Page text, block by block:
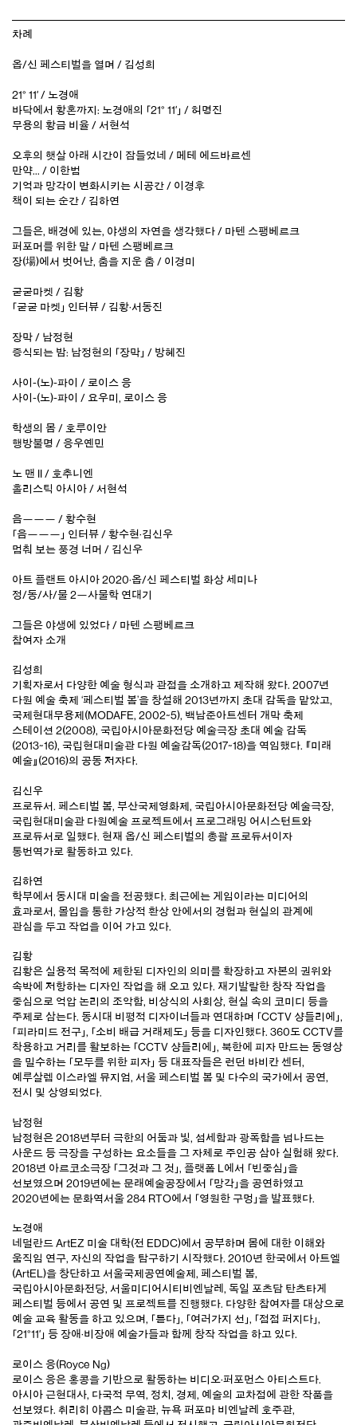
차례
옵/신 페스티벌을 열며 / 김성희
21° 11′ / 노경애
바닥에서 황혼까지: 노경애의 「21° 11′」 / 허명진
무용의 황금 비율 / 서현석
오후의 햇살 아래 시간이 잠들었네 / 메테 에드바르센
만약... / 이한범
기억과 망각이 변화시키는 시공간 / 이경후
책이 되는 순간 / 김하연
그들은, 배경에 있는, 야생의 자연을 생각했다 / 마텐 스팽베르크
퍼포머를 위한 말 / 마텐 스팽베르크
장(場)에서 벗어난, 춤을 지운 춤 / 이경미
굳굳마켓 / 김황
「굳굳 마켓」 인터뷰 / 김황·서동진
장막 / 남정현
증식되는 밤: 남정현의 「장막」 / 방혜진
사이-(노)-파이 / 로이스 응
사이-(노)-파이 / 요우미, 로이스 응
학생의 몸 / 호루이안
행방불명 / 응우옌민
노 맨 II / 호추니엔
홀리스틱 아시아 / 서현석
음——— / 황수현
「음———」 인터뷰 / 황수현·김신우
멈춰 보는 풍경 너머 / 김신우
아트 플랜트 아시아 2020·옵/신 페스티벌 화상 세미나
정/동/사/물 2—사물학 연대기
그들은 야생에 있었다 / 마텐 스팽베르크
참여자 소개
김성희
기획자로서 다양한 예술 형식과 관점을 소개하고 제작해 왔다. 2007년
다원 예술 축제 ‘페스티벌 봄’을 창설해 2013년까지 초대 감독을 맡았고,
국제현대무용제(MODAFE, 2002~5), 백남준아트센터 개막 축제
스테이션 2(2008), 국립아시아문화전당 예술극장 초대 예술 감독
(2013~16), 국립현대미술관 다원 예술감독(2017~18)을 역임했다. 『미래
예술』(2016)의 공동 저자다.
김신우
프로듀서. 페스티벌 봄, 부산국제영화제, 국립아시아문화전당 예술극장,
국립현대미술관 다원예술 프로젝트에서 프로그래밍 어시스턴트와
프로듀서로 일했다. 현재 옵/신 페스티벌의 총괄 프로듀서이자
통번역가로 활동하고 있다.
김하연
학부에서 동시대 미술을 전공했다. 최근에는 게임이라는 미디어의
효과로서, 몰입을 통한 가상적 환상 안에서의 경험과 현실의 관계에
관심을 두고 작업을 이어 가고 있다.
김황
김황은 실용적 목적에 제한된 디자인의 의미를 확장하고 자본의 권위와
속박에 저항하는 디자인 작업을 해 오고 있다. 재기발랄한 창작 작업을
중심으로 억압 논리의 조악함, 비상식의 사회상, 현실 속의 코미디 등을
주제로 삼는다. 동시대 비평적 디자이너들과 연대하며 「CCTV 샹들리에」,
「피라미드 전구」, 「소비 배급 거래제도」 등을 디자인했다. 360도 CCTV를
착용하고 거리를 활보하는 「CCTV 샹들리에」, 북한에 피자 만드는 동영상
을 밀수하는 「모두를 위한 피자」 등 대표작들은 런던 바비칸 센터,
예루살렘 이스라엘 뮤지엄, 서울 페스티벌 봄 및 다수의 국가에서 공연,
전시 및 상영되었다.
남정현
남정현은 2018년부터 극한의 어둠과 빛, 섬세함과 광폭함을 넘나드는
사운드 등 극장을 구성하는 요소들을 그 자체로 주인공 삼아 실험해 왔다.
2018년 아르코소극장 「그것과 그 것」, 플랫폼 L에서 「빈중심」을
선보였으며 2019년에는 문래예술공장에서 「망각」을 공연하였고
2020년에는 문화역서울 284 RTO에서 「영원한 구멍」을 발표했다.
노경애
네덜란드 ArtEZ 미술 대학(전 EDDC)에서 공부하며 몸에 대한 이해와
움직임 연구, 자신의 작업을 탐구하기 시작했다. 2010년 한국에서 아트엘
(ArtEL)을 창단하고 서울국제공연예술제, 페스티벌 봄,
국립아시아문화전당, 서울미디어시티비엔날레, 독일 포츠담 탄츠타게
페스티벌 등에서 공연 및 프로젝트를 진행했다. 다양한 참여자를 대상으로
예술 교육 활동을 하고 있으며, 「듣다」, 「여러가지 선」, 「점점 퍼지다」,
「21°11′」 등 장애·비장애 예술가들과 함께 창작 작업을 하고 있다.
로이스 응(Royce Ng)
로이스 응은 홍콩을 기반으로 활동하는 비디오·퍼포먼스 아티스트다.
아시아 근현대사, 다국적 무역, 정치, 경제, 예술의 교차점에 관한 작품을
선보였다. 취리히 야콥스 미술관, 뉴욕 퍼포마 비엔날레 호주관,